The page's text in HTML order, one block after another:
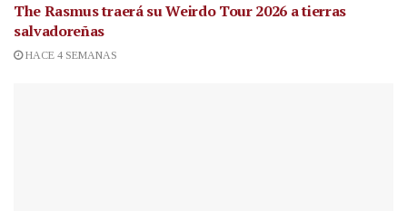
The Rasmus traerá su Weirdo Tour 2026 a tierras
salvadoreñas
HACE 4 SEMANAS